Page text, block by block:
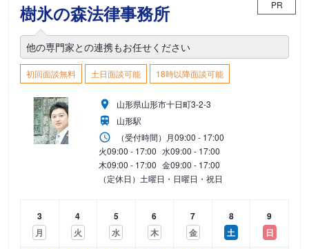
樹氷の森法律事務所 PR
他の専門家との連携もお任せください
初回面談無料 土日面談可能 18時以降面談可能
山形県山形市十日町3-2-3
山形駅
（受付時間） 月09:00 - 17:00
火09:00 - 17:00 水09:00 - 17:00
木09:00 - 17:00 金09:00 - 17:00
（定休日）土曜日・日曜日・祝日
3
月
4
火
5
水
6
木
7
金
8
土
9
日